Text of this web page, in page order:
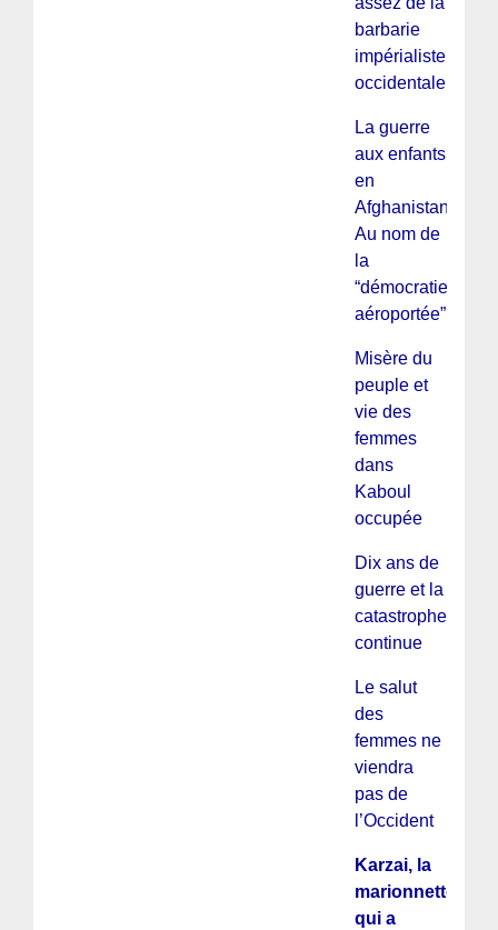
barbarie
impérialiste
occidentale »
La guerre
aux enfants
en
Afghanistan :
Au nom de
la
“démocratie
aéroportée”
Misère du
peuple et
vie des
femmes
dans
Kaboul
occupée
Dix ans de
guerre et la
catastrophe
continue
Le salut
des
femmes ne
viendra
pas de
l’Occident
Karzai, la
marionnette
qui a